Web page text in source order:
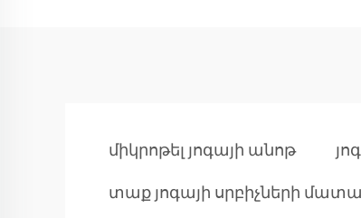
միկրոթել յոգայի անոթ
տաք յոգայի սրբիչների